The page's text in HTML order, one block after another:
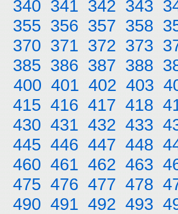
340 341 342 343
355 356 357 358
370 371 372 373
385 386 387 388
400 401 402 403
415 416 417 418
430 431 432 433
445 446 447 448
460 461 462 463
475 476 477 478
490 491 492 493